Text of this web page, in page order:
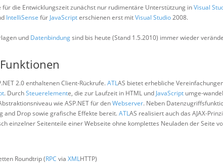
die Entwicklungszeit zunächst nur rudimentäre Unterstützung inVisual
IntelliSense für JavaScripterschienen erst mitVisual Studio2008.
und Datenbindungsind bis heute (Stand 1.5.2010) immer wieder
2.0 enthaltenen Client-Rückrufe.ATLAS bietet erhebliche
. DurchSteuerelemente, die zur Laufzeit in HTML und JavaScript umge-
wie ASP.NET für denWebserver. Neben
and Drop sowie grafische Effekte bereit.ATLAS realisiert auch das AJAX-
einzelner Seitenteile einer Webseite ohne komplettes Neuladen der Seite
Roundtrip (RPC via XMLHTTP)